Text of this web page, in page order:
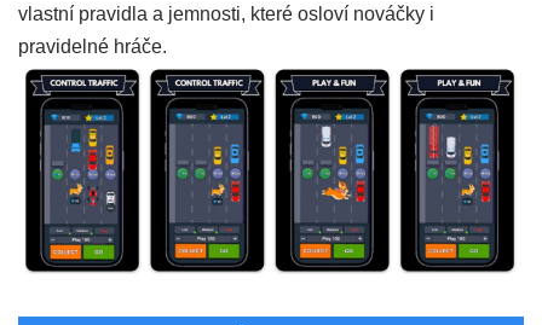
vlastní pravidla a jemnosti, které osloví nováčky i
pravidelné hráče.